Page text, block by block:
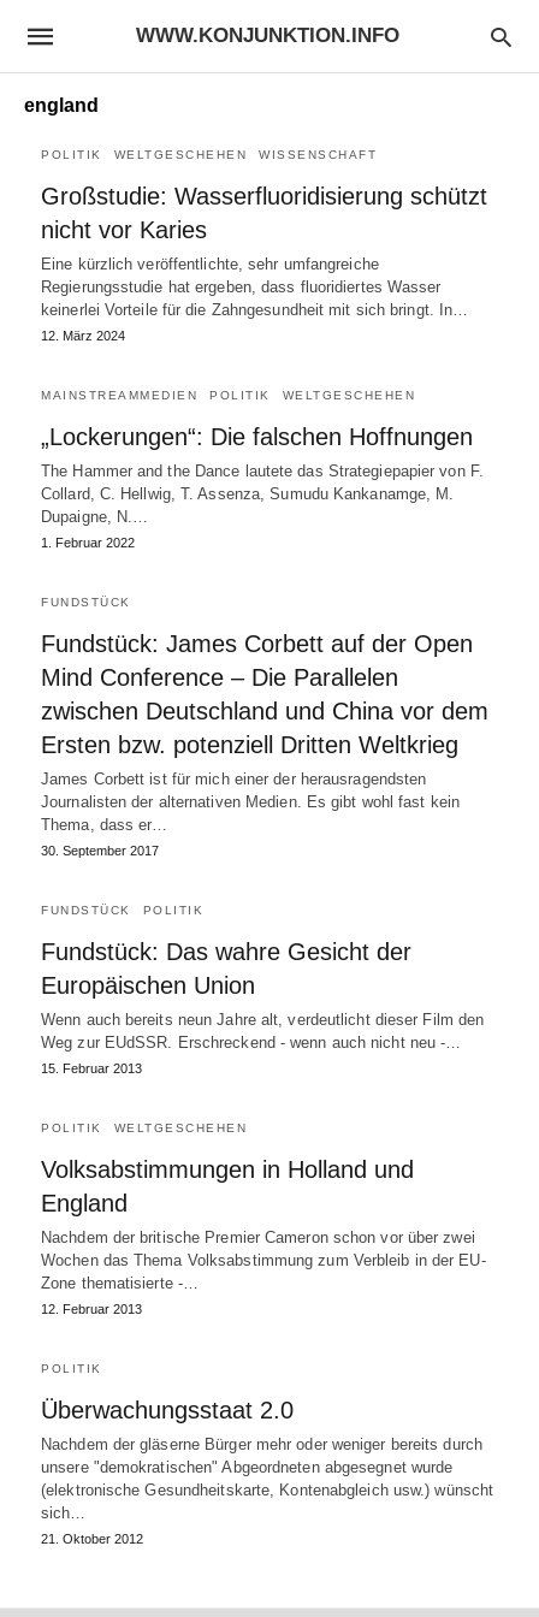
WWW.KONJUNKTION.INFO
england
POLITIK WELTGESCHEHEN WISSENSCHAFT
Großstudie: Wasserfluoridisierung schützt
nicht vor Karies
Eine kürzlich veröffentlichte, sehr umfangreiche
Regierungsstudie hat ergeben, dass fluoridiertes Wasser
keinerlei Vorteile für die Zahngesundheit mit sich bringt. In…
12. März 2024
MAINSTREAMMEDIEN POLITIK WELTGESCHEHEN
„Lockerungen“: Die falschen Hoffnungen
The Hammer and the Dance lautete das Strategiepapier von F.
Collard, C. Hellwig, T. Assenza, Sumudu Kankanamge, M.
Dupaigne, N.…
1. Februar 2022
FUNDSTÜCK
Fundstück: James Corbett auf der Open
Mind Conference – Die Parallelen
zwischen Deutschland und China vor dem
Ersten bzw. potenziell Dritten Weltkrieg
James Corbett ist für mich einer der herausragendsten
Journalisten der alternativen Medien. Es gibt wohl fast kein
Thema, dass er…
30. September 2017
FUNDSTÜCK POLITIK
Fundstück: Das wahre Gesicht der
Europäischen Union
Wenn auch bereits neun Jahre alt, verdeutlicht dieser Film den
Weg zur EUdSSR. Erschreckend - wenn auch nicht neu -…
15. Februar 2013
POLITIK WELTGESCHEHEN
Volksabstimmungen in Holland und
England
Nachdem der britische Premier Cameron schon vor über zwei
Wochen das Thema Volksabstimmung zum Verbleib in der EU-
Zone thematisierte -…
12. Februar 2013
POLITIK
Überwachungsstaat 2.0
Nachdem der gläserne Bürger mehr oder weniger bereits durch
unsere "demokratischen" Abgeordneten abgesegnet wurde
(elektronische Gesundheitskarte, Kontenabgleich usw.) wünscht
sich…
21. Oktober 2012